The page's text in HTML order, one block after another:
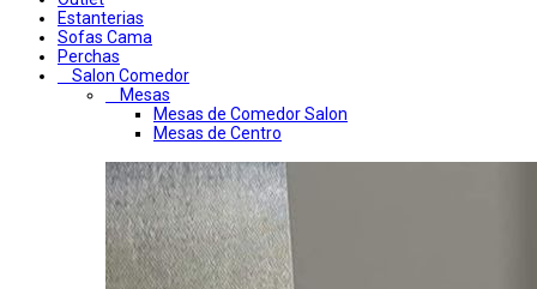
Estanterias
Sofas Cama
Perchas
Salon Comedor
Mesas
Mesas de Comedor Salon
Mesas de Centro